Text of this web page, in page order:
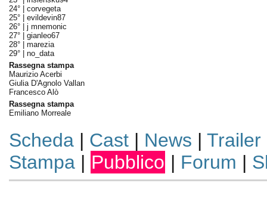
24° | corvegeta
25° | evildevin87
26° | j mnemonic
27° | gianleo67
28° | marezia
29° | no_data
Rassegna stampa
Maurizio Acerbi
Giulia D'Agnolo Vallan
Francesco Alò
Rassegna stampa
Emiliano Morreale
Scheda| Cast| News | Trailer
Stampa| Pubblico | Forum |